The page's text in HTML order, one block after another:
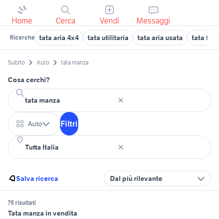
Home Cerca Vendi Messaggi
Ricerche tata aria 4x4 tata utilitaria tata aria usata tata
Subito Auto tata manza
Cosa cerchi?
Auto Filtri
Salva ricerca Dal più rilevante
75 risultati
Tata manza in vendita